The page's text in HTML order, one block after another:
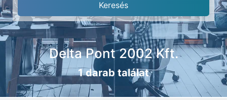
Delta Pont 2002 Kft.
1 darab találat